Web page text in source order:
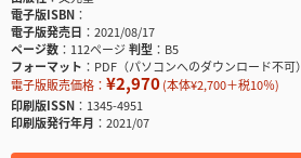
電子版ISBN
電子版発売日
2021/08/17
ページ数
112ページ判型
B5
フォーマット
PDF（パソコンへのダウンロード不可）
電子版販売価格： ¥2,970(本体¥2,700＋税10％)
印刷版ISSN
1345-4951
印刷版発行年月
2021/07